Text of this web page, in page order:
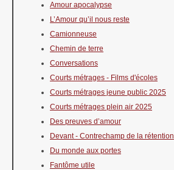
Amour apocalypse
L’Amour qu’il nous reste
Camionneuse
Chemin de terre
Conversations
Courts métrages - Films d'écoles
Courts métrages jeune public 2025
Courts métrages plein air 2025
Des preuves d’amour
Devant - Contrechamp de la rétention
Du monde aux portes
Fantôme utile